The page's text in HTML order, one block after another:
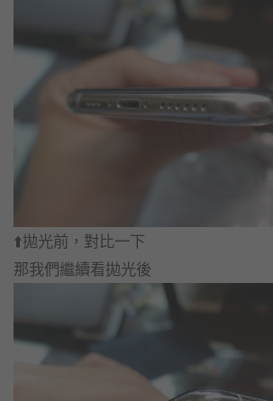
⬆️拋光前，對比一下
那我們繼續看拋光後